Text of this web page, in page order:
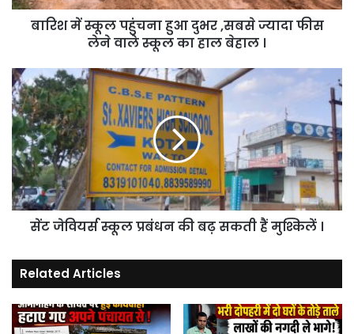
फीस
का
हाल
बेहाल
।
बारिश में स्कूल पहुंचना हुआ दुभर ,सबसे ज्यादा फीस
लेने वाले स्कूल का हाल बेहाल ।
सेंट
जेवियर्स
स्कूल
प्रबंधन
की
बढ़
सकती
हैं
मुश्किलें
सेंट जेवियर्स स्कूल प्रबंधन की बढ़ सकती हैं मुश्किलें ।
Related Articles